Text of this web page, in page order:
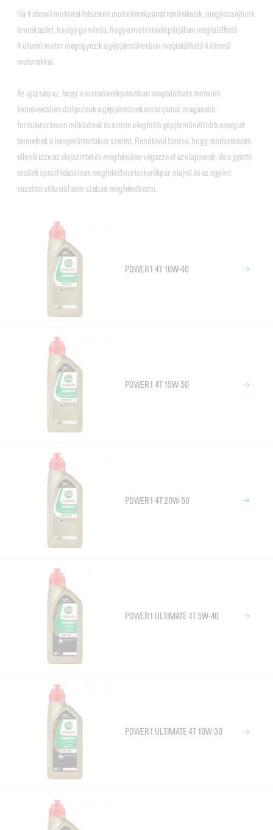
Ha 4 ütemű motorral felszerelt motorkerékpárral rendelkezik, megbocsájtunk
önnek azért, ha úgy gondolja, hogy a motorkerékpárjában megtalálható
4 ütemű motor megegyezik a gépjárművekben megtalálható 4 ütemű
motorokkal.
Az igazság az, hogy a motorkerékpárokban megtalálható motorok
keményebben dolgoznak a gépjárművek motorjainál: magasabb
fordulatszámon működnek és szinte a legtöbb gépjárműnél több energiát
termelnek a hengerűrtartalom szerint. Rendkívül fontos, hogy rendszeresen
ellenőrizze az olajszintet és megfelelően végezze el az olajcserét, de a gyártó
eredeti specifikációinak megfelelő motorkerékpár-olajról és az egyéni
vezetési stílusról sem szabad megfeledkezni.
POWER1 4T 10W-40
POWER1 4T 15W-50
POWER1 4T 20W-50
POWER1 ULTIMATE 4T 5W-40
POWER1 ULTIMATE 4T 10W-30